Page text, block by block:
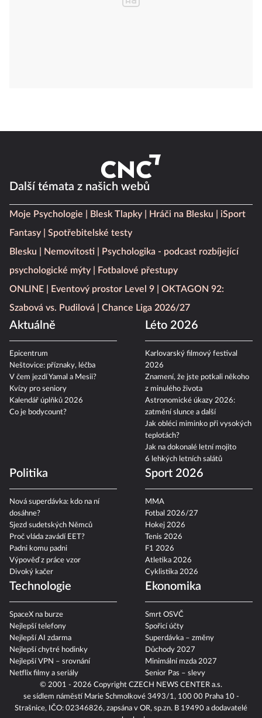
© 2001 - 2026 Copyright CZECH NEWS CENTER a.s.
se sídlem náměstí Marie Schmolkové 3493/1, 100 00 Praha 10 -
Strašnice, IČO: 02346826, zapsána v OR, sp.zn. B 19490 a dodavatelé
Další témata z našich webů
Moje Psychologie Blesk Tlapky Hráči na Blesku
iSport
Fantasy
Spotřebitelské testy
Blesku
Nemovitosti
Psychologika - podcast rozbíjející
psychologické mýty
Fotbalové přestupy
ONLINE
Eventový prostor Level 9
OKTAGON 92:
Szabová vs. Pudilová
Chance Liga 2026/27
Aktuálně
Epicentrum
Neštovice: příznaky, léčba
V čem jezdí Yamal a Mesii?
Kvízy pro seniory
Kalendář úplňků 2026
Co je bodycount?
Léto 2026
Karlovarský filmový festival
2026
Znamení, že jste potkali někoho
z minulého života
Astronomické úkazy 2026:
zatmění slunce a další
Jak obléci miminko při vysokých
teplotách?
Jak na dokonalé letní mojito
6 lehkých letních salátů
Politika
Nová superdávka: kdo na ní
dosáhne?
Sjezd sudetských Němců
Proč vláda zavádí EET?
Padni komu padni
Výpověď z práce vzor
Divoký kačer
Sport 2026
MMA
Fotbal 2026/27
Hokej 2026
Tenis 2026
F1 2026
Atletika 2026
Cyklistika 2026
Technologie
SpaceX na burze
Nejlepší telefony
Nejlepší AI zdarma
Nejlepší chytré hodinky
Nejlepší VPN – srovnání
Netflix filmy a seriály
Ekonomika
Smrt OSVČ
Spořicí účty
Superdávka – změny
Důchody 2027
Minimální mzda 2027
Senior Pas – slevy